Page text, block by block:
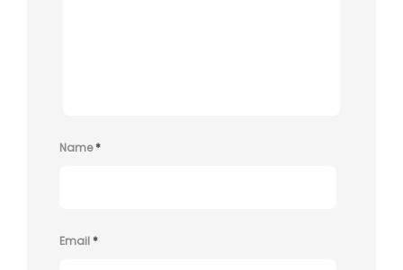
Name*
Email*